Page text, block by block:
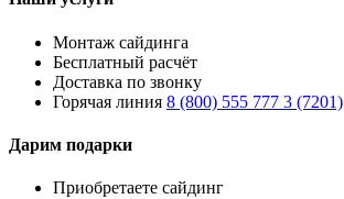
Монтаж сайдинга
Бесплатный расчёт
Доставка по звонку
Горячая линия 8 (800) 555 777 3 (7201)
Дарим подарки
Приобретаете сайдинг